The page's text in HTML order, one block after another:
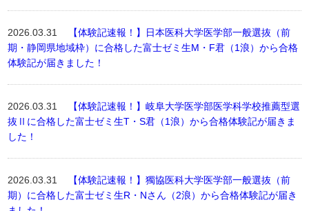
2026.03.31
【体験記速報！】日本医科大学医学部一般選抜（前
期・静岡県地域枠）に合格した富士ゼミ生M・F君（1浪）から合格
体験記が届きました！
2026.03.31
【体験記速報！】岐阜大学医学部医学科学校推薦型選
抜Ⅱに合格した富士ゼミ生T・S君（1浪）から合格体験記が届きま
した！
2026.03.31
【体験記速報！】獨協医科大学医学部一般選抜（前
期）に合格した富士ゼミ生R・Nさん（2浪）から合格体験記が届き